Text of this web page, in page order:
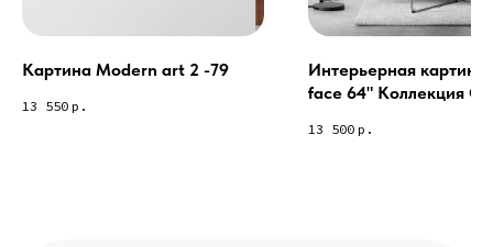
Картина Modern art 2 -79
13 550 р.
Интерьерная картина
face 64" Коллекция
13 500 р.